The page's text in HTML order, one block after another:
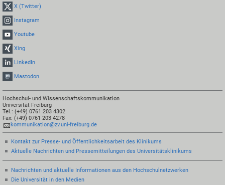
X (Twitter)
Instagram
Youtube
Xing
LinkedIn
Mastodon
Hochschul- und Wissenschaftskommunikation
Universität Freiburg
Tel.: (+49) 0761 203 4302
Fax: (+49) 0761 203 4278
kommunikation@zv.uni-freiburg.de
Kontakt zur Presse- und Öffentlichkeitsarbeit des Klinikums
Aktuelle Nachrichten und Pressemitteilungen des Universitätsklinikums
Nachrichten und aktuelle Informationen aus den Hochschulnetzwerken
Die Universität in den Medien